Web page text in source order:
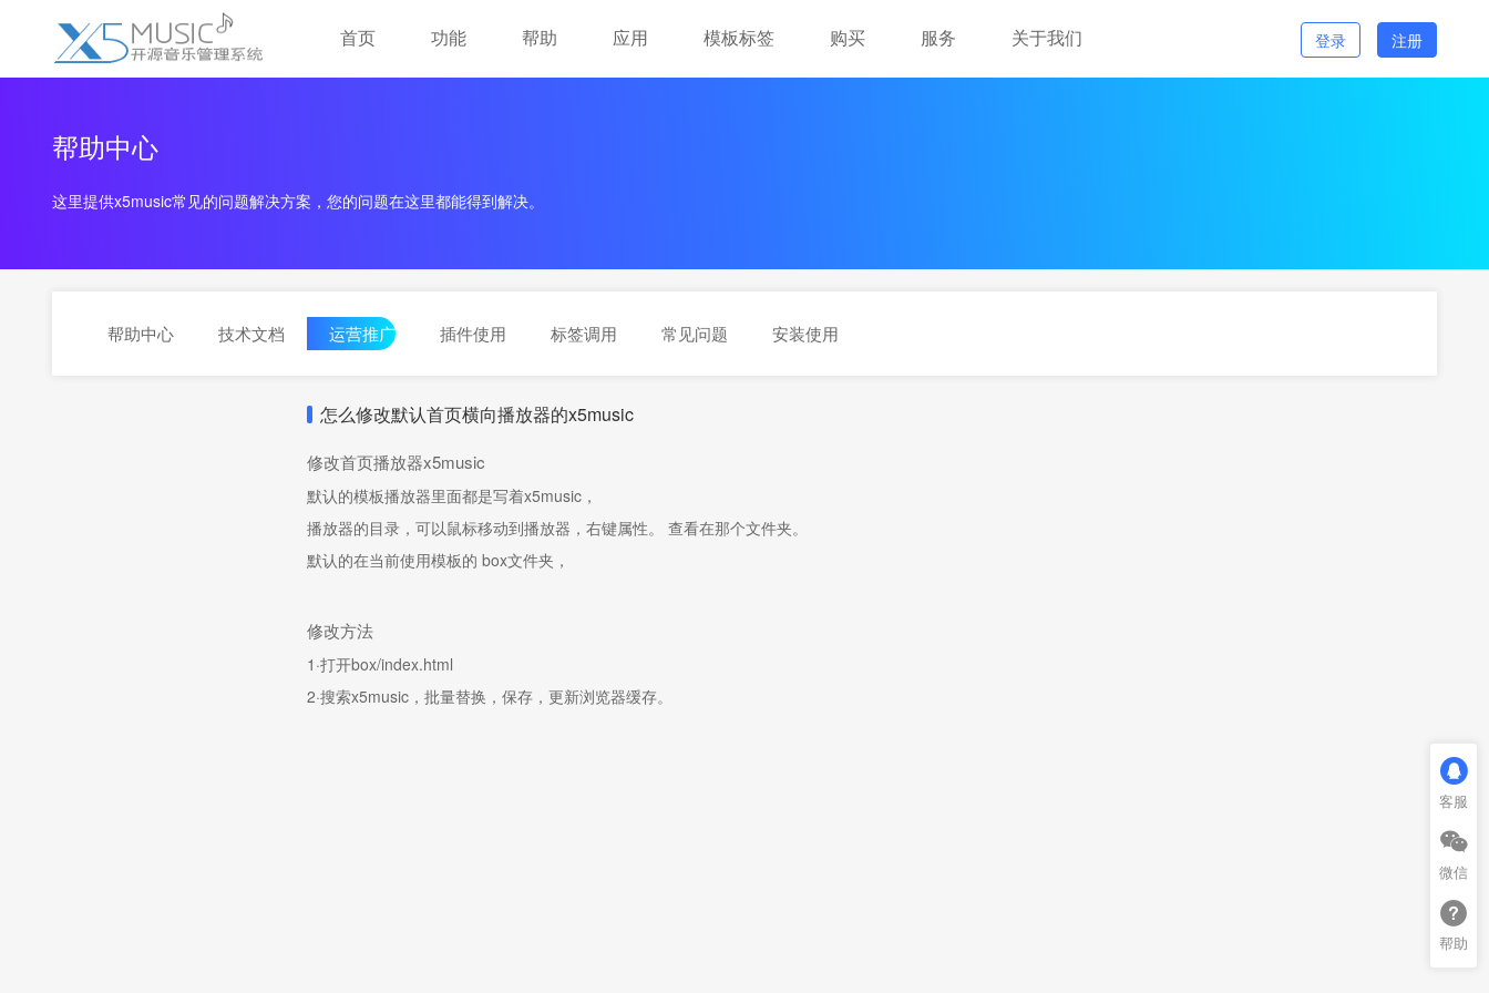
首页 功能 帮助 应用 模板标签 购买 服务 关于我们 登录 注册
帮助中心
这里提供x5music常见的问题解决方案，您的问题在这里都能得到解决。
帮助中心 技术文档 运营推广 插件使用 标签调用 常见问题 安装使用
怎么修改默认首页横向播放器的x5music
修改首页播放器x5music
默认的模板播放器里面都是写着x5music，
播放器的目录，可以鼠标移动到播放器，右键属性。 查看在那个文件夹。
默认的在当前使用模板的 box文件夹，
修改方法
1·打开box/index.html
2·搜索x5music，批量替换，保存，更新浏览器缓存。
客服
微信
帮助